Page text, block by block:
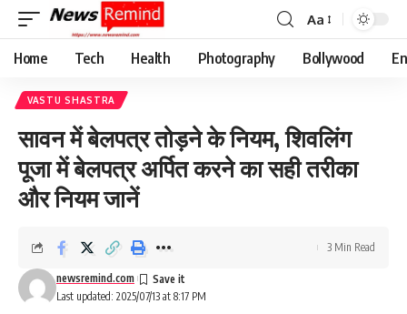
Font
Resizer
Aa
Home Tech Health Photography Bollywood
VASTU SHASTRA
सावन में बेलपत्र तोड़ने के नियम, शिवलिंग
पूजा में बेलपत्र अर्पित करने का सही तरीका
और नियम जानें
Last updated: 2025/07/13 at 8:17 PM
newsremind.com
3 Min Read